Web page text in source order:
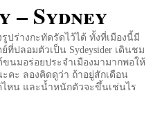
– Sydney
ร่างกะทัดรัดไว้ได้ ทั้งที่เมืองนี้มี
ปลอมตัวเป็น Sydeysider เดินชม
ขนมอร่อยประจำเมืองมามากพอให้
คะ ลองคิดดูว่า ถ้าอยู่สักเดือน
ไหน และน้ำหนักตัวจะขึ้นเช่นไร